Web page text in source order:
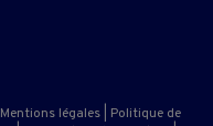
Mentions légales
Politique de